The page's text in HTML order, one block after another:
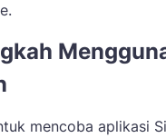
mencoba aplikasi